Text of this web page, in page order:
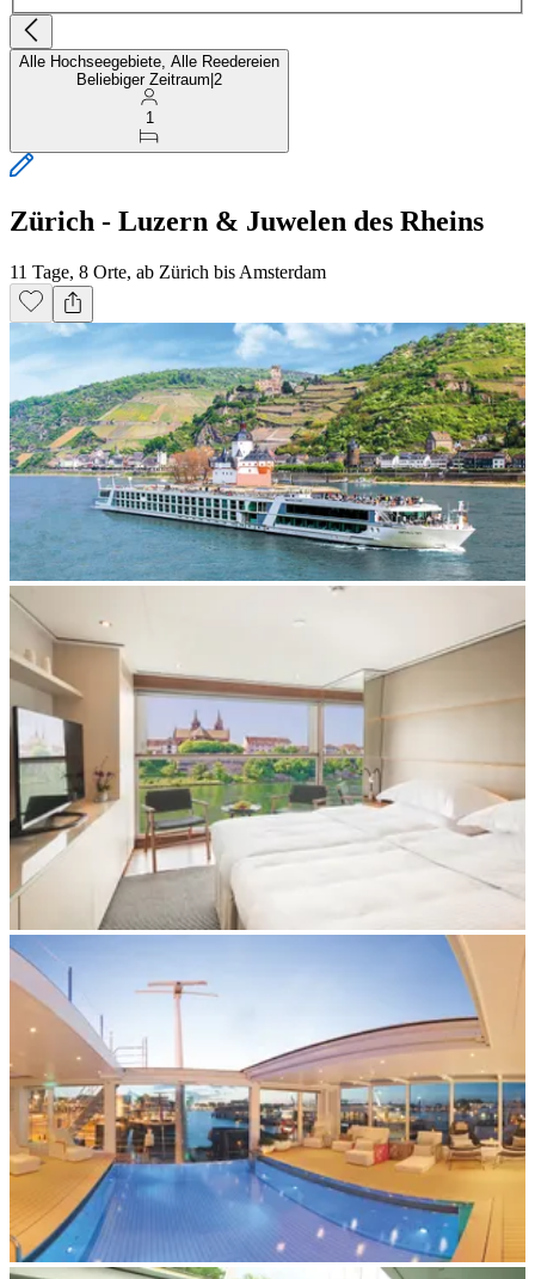
Alle Hochseegebiete, Alle Reedereien
Beliebiger Zeitraum 2
1
Zürich - Luzern & Juwelen des Rheins
11 Tage, 8 Orte, ab Zürich bis Amsterdam